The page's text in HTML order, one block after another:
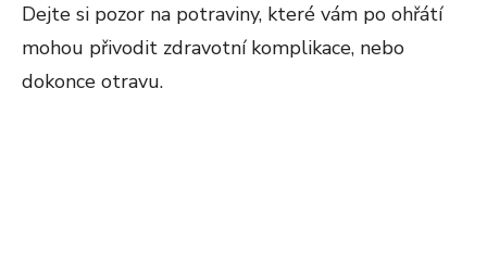
Dejte si pozor na potraviny, které vám po ohřátí
mohou přivodit zdravotní komplikace, nebo
dokonce otravu.